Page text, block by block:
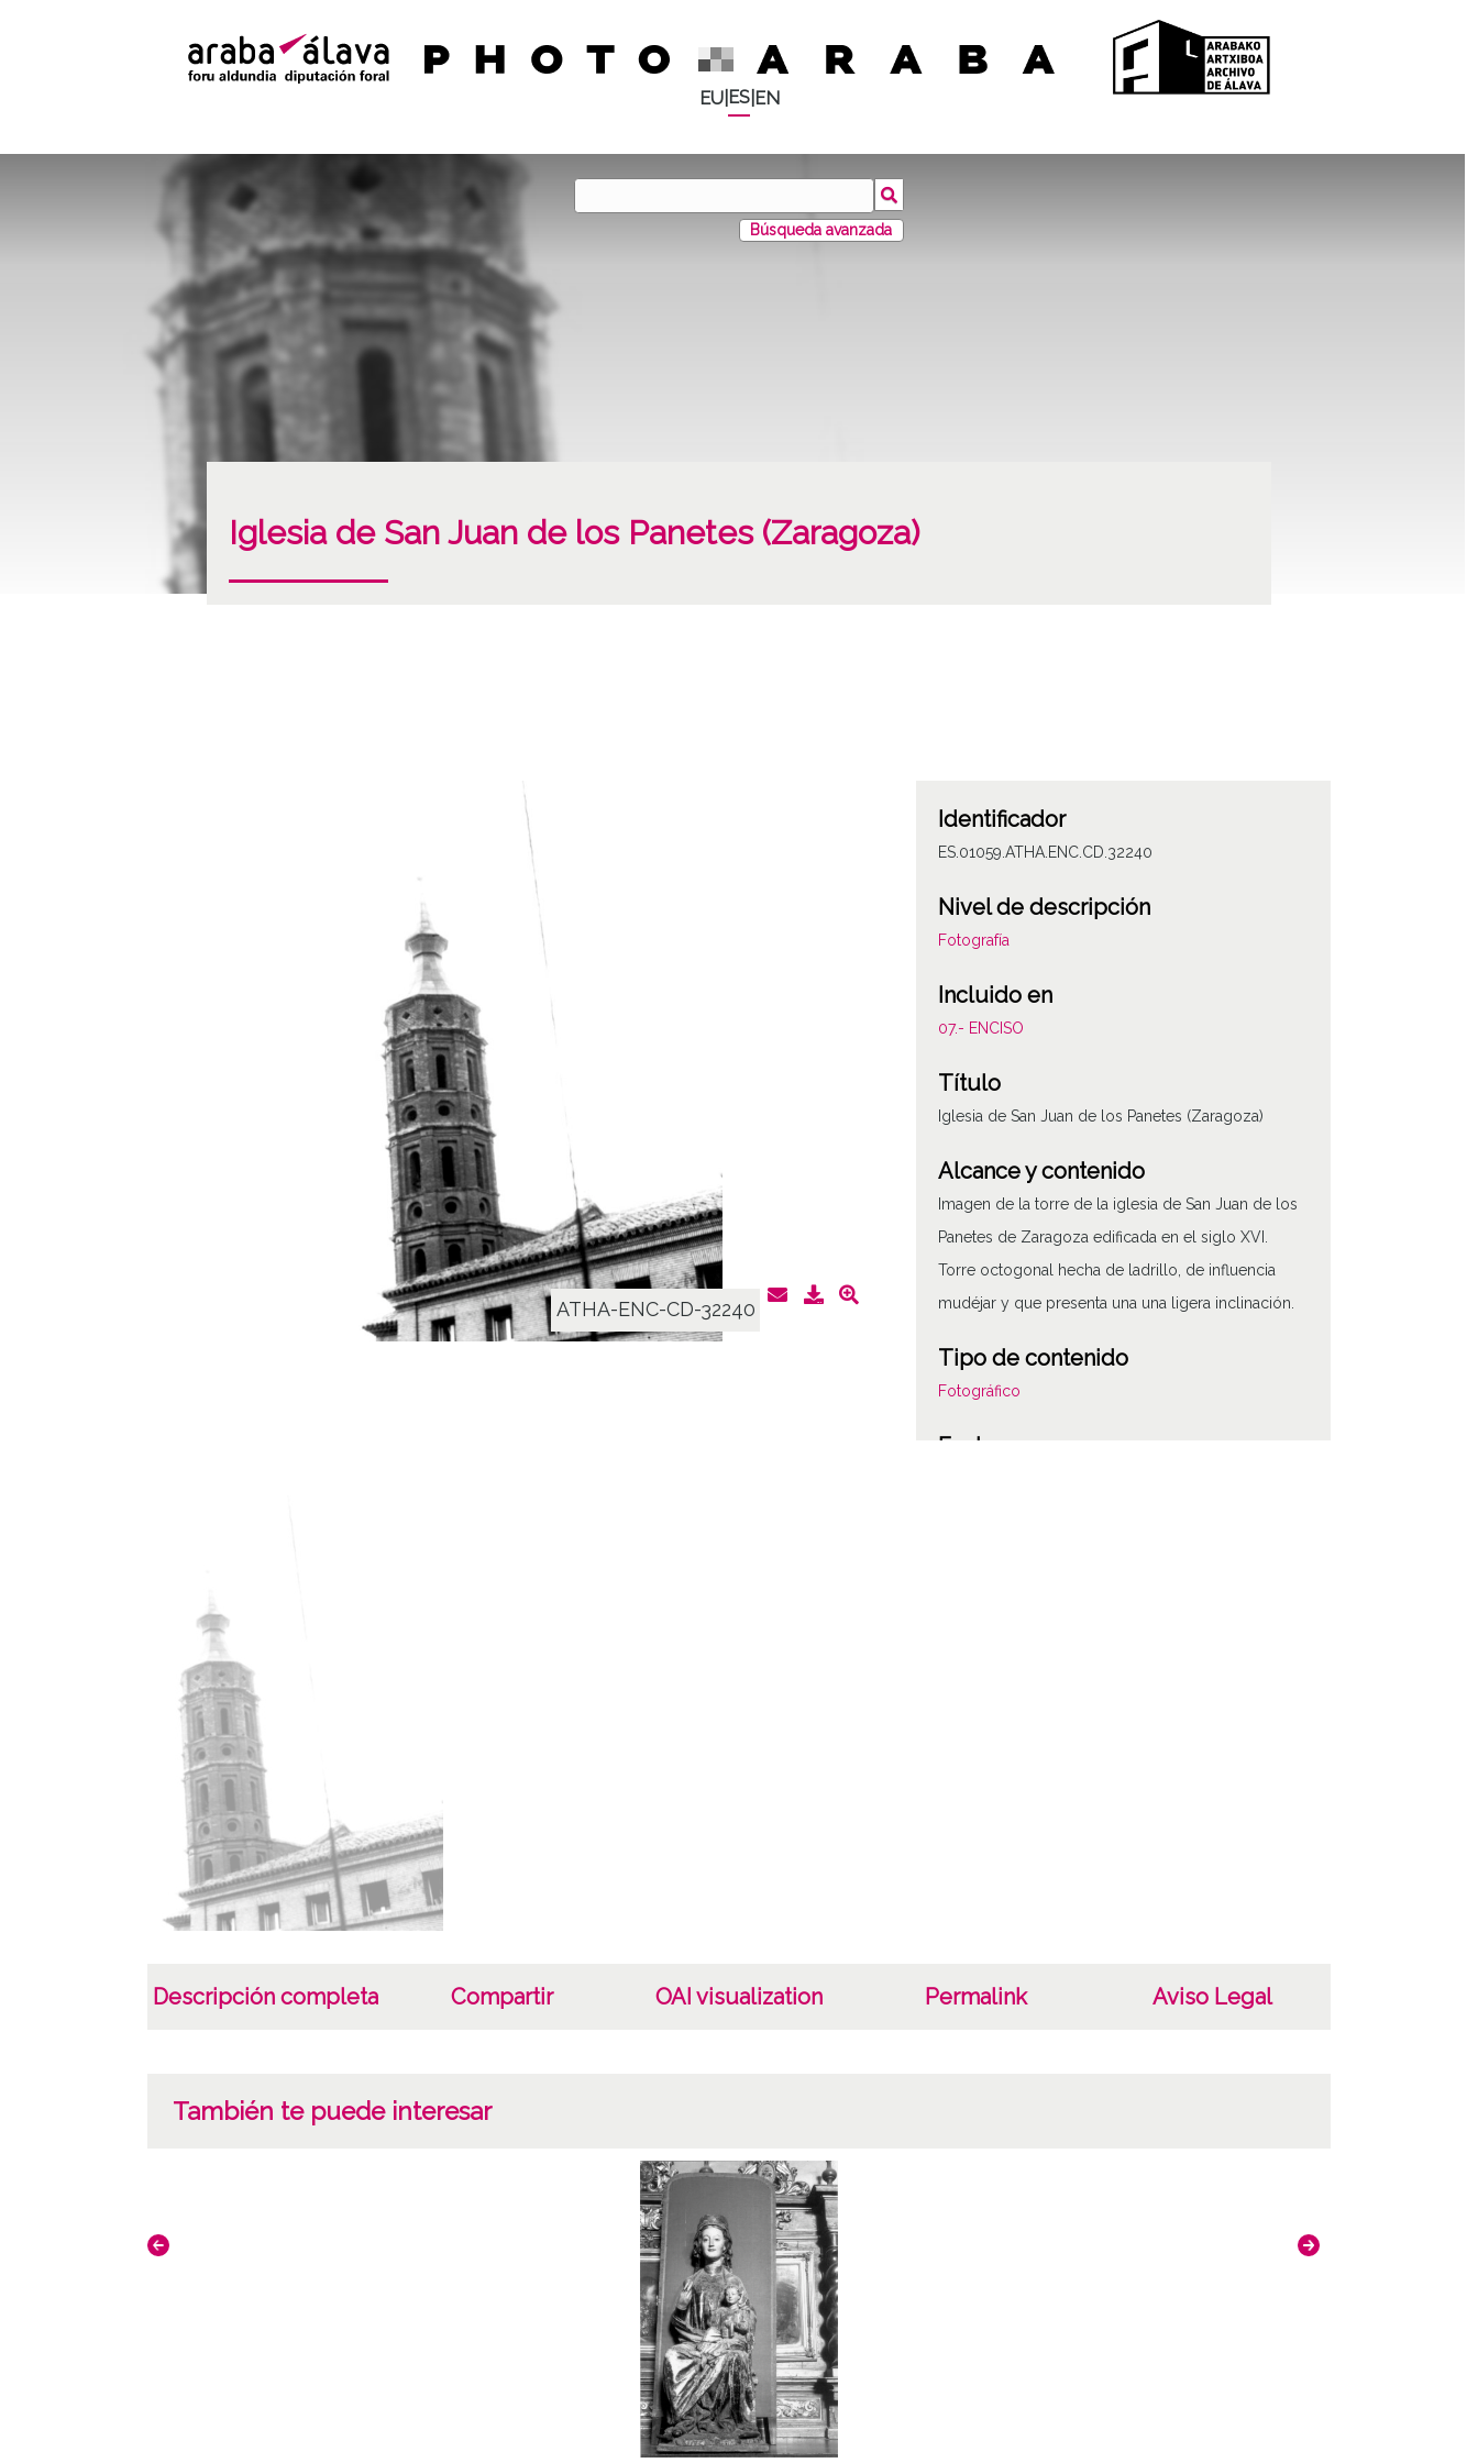
EU| ES| EN
Búsqueda avanzada
Iglesia de San Juan de los Panetes (Zaragoza)
ATHA-ENC-CD-32240
Identificador
ES.01059.ATHA.ENC.CD.32240
Nivel de descripción
Fotografía
Incluido en
07.- ENCISO
Título
Iglesia de San Juan de los Panetes (Zaragoza)
Alcance y contenido
Imagen de la torre de la iglesia de San Juan de los
Panetes de Zaragoza edificada en el siglo XVI.
Torre octogonal hecha de ladrillo, de influencia
mudéjar y que presenta una una ligera inclinación.
Tipo de contenido
Fotográfico
Fecha
Descripción completa Compartir OAI visualization Permalink Aviso Legal
También te puede interesar